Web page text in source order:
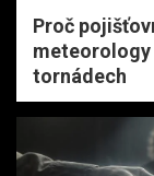
Proč
meteorology
tornádech